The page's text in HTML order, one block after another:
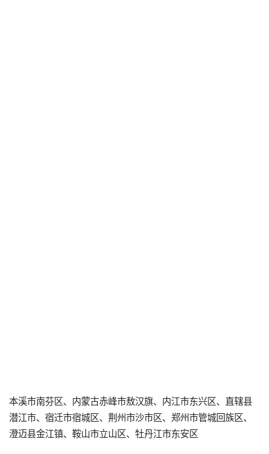
本溪市南芬区、内蒙古赤峰市敖汉旗、内江市东兴区、直辖县
潜江市、宿迁市宿城区、荆州市沙市区、郑州市管城回族区、
澄迈县金江镇、鞍山市立山区、牡丹江市东安区